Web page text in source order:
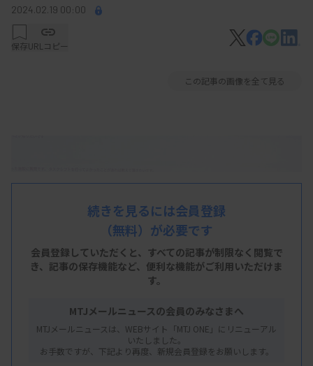
2024.02.19 00:00
保存URLコピー
この記事の画像を全て見る
続きを見るには会員登録
（無料）が必要です
会員登録していただくと、すべての記事が制限なく閲覧で
き、 記事の保存機能など、便利な機能がご利用いただけま
す。
MTJメールニュースの会員のみなさまへ
MTJメールニュースは、WEBサイト「MTJ ONE」にリニューアル
いたしました。
お手数ですが、下記より再度、新規会員登録をお願いします。